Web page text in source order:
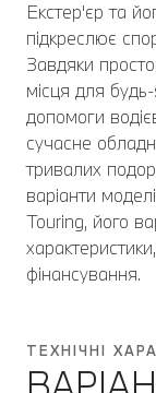
Екстер'єр та
підкреслює
Завдяки
місця для будь-
допомоги
сучасне
тривалих
варіанти
Touring, його
фінансування.
ТЕХНІЧНІ